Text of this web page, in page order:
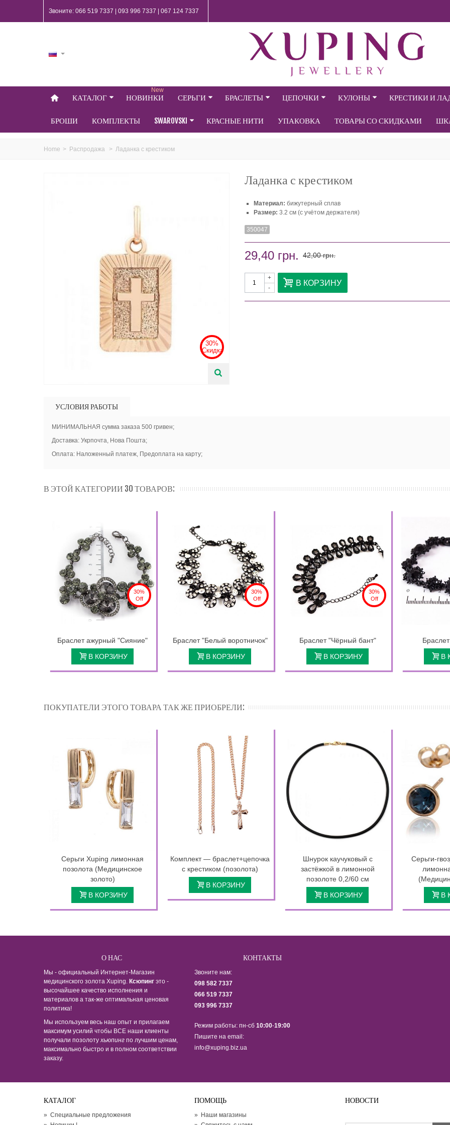
Звоните: 066 519 7337 | 093 996 7337 | 067 124 7337
КАТАЛОГ НОВИНКИ
New
СЕРЬГИ БРАСЛЕТЫ ЦЕПОЧКИ КУЛОНЫ КРЕСТИКИ И
БРОШИ КОМПЛЕКТЫ SWAROVSKI КРАСНЫЕ НИТИ УПАКОВКА ТОВАРЫ СО СКИДКАМИ
Home > Распродажа > Ладанка с крестиком
30%
Скидка
Ладанка с крестиком
Материал: бижутерный сплав
Размер: 3.2 см (с учётом держателя)
350047
29,40 грн. 42,00 грн.
-
+ В КОРЗИНУ
УСЛОВИЯ РАБОТЫ
МИНИМАЛЬНАЯ сумма заказа 500 гривен;
Доставка: Укрпочта, Нова Пошта;
Оплата: Наложенный платеж, Предоплата на карту;
В ЭТОЙ КАТЕГОРИИ 30 ТОВАРОВ:
30%
Off
Браслет ажурный "Сияние"
В КОРЗИНУ
30%
Off
Браслет "Белый воротничок"
В КОРЗИНУ
30%
Off
Браслет "Чёрный бант"
В КОРЗИНУ
В
ПОКУПАТЕЛИ ЭТОГО ТОВАРА ТАК ЖЕ ПРИОБРЕЛИ:
Серьги Xuping лимонная
позолота (Медицинское
золото)
В КОРЗИНУ
Комплект — браслет+цепочка
с крестиком (позолота)
В КОРЗИНУ
Шнурок каучуковый с
застёжкой в лимонной
позолоте 0,2/60 см
В КОРЗИНУ
Серьги-
В
О НАС
Мы - официальный Интернет-Магазин
медицинского золота Xuping. Ксюпинг это -
высочайшее качество исполнения и
материалов а так-же оптимальная ценовая
политика!
Мы используем весь наш опыт и прилагаем
максимум усилий чтобы ВСЕ наши клиенты
получали позолотухьюпинг по лучшим ценам,
максимально быстро и в полном соответствии
заказу.
КОНТАКТЫ
Звоните нам:
098 582 7337
066 519 7337
093 996 7337
Режим работы: пн-сб 10:00-19:00
Пишите на email:
info@xuping.biz.ua
КАТАЛОГ
» Специальные предложения
ПОМОЩЬ
»
Наши магазины
НОВОСТИ